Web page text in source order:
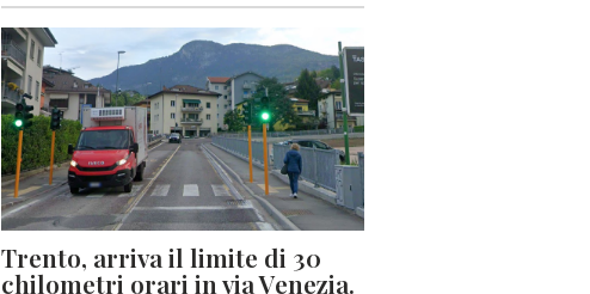
Trento, arriva il limite di 30
chilometri orari in via Venezia.